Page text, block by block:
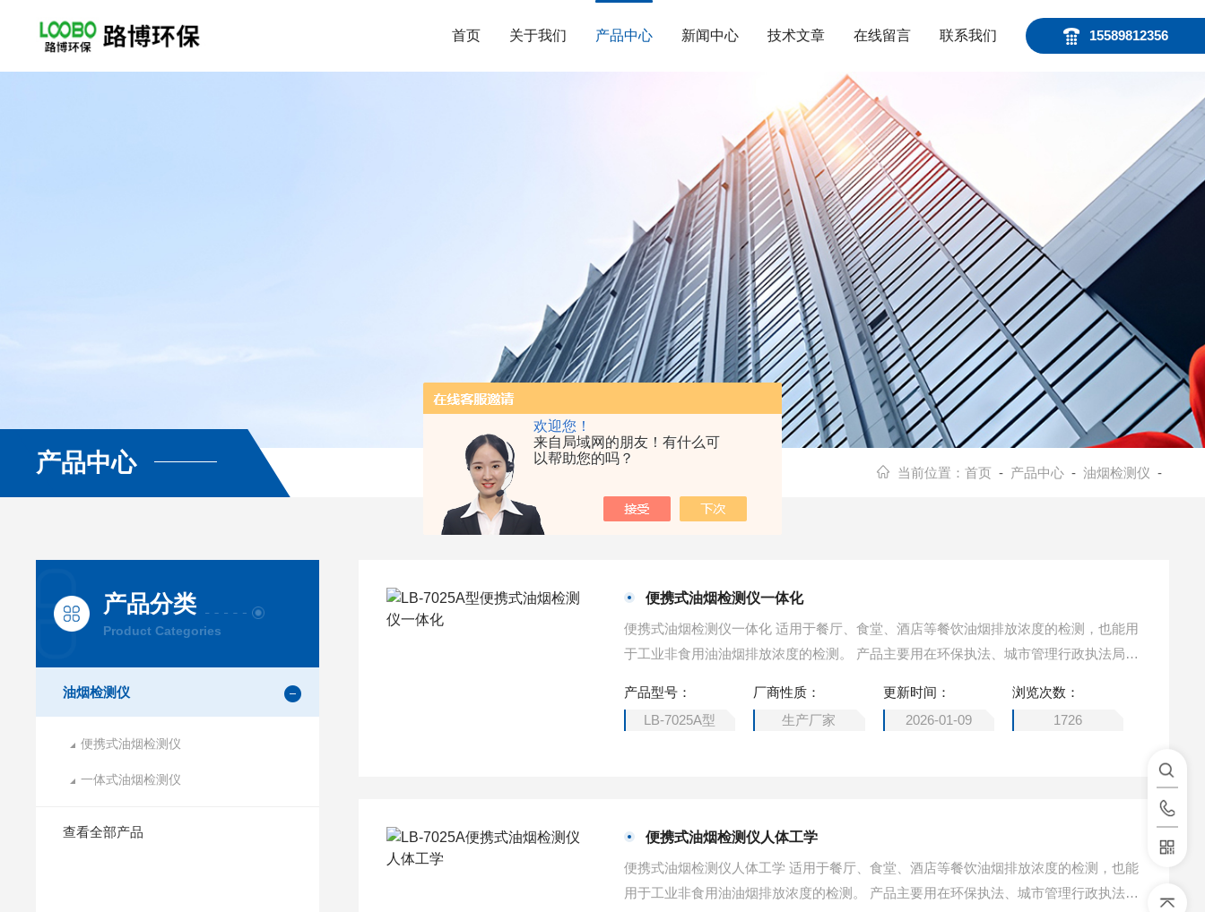
欢迎您！
来自局域网的朋友！有什么可
以帮助您的吗？
15589812356
首页 关于我们 产品中心 新闻中心 技术文章 在线留言 联系我们
产品中心 当前位置： 首页 - 产品中心- 油烟检测仪 -
产品分类
Product Categories
油烟检测仪
便携式油烟检测仪
一体式油烟检测仪
查看全部产品
便携式油烟检测仪一体化
便携式油烟检测仪一体化 适用于餐厅、食堂、酒店等餐饮油烟排放浓度的检测，也能用
于工业非食用油油烟排放浓度的检测。 产品主要用在环保执法、城市管理行政执法局、
产品型号：
LB-7025A型
厂商性质：
生产厂家
更新时间：
2026-01-09
浏览次数：
1726
便携式油烟检测仪人体工学
便携式油烟检测仪人体工学 适用于餐厅、食堂、酒店等餐饮油烟排放浓度的检测，也能
用于工业非食用油油烟排放浓度的检测。 产品主要用在环保执法、城市管理行政执法